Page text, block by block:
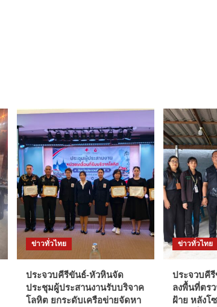
ข่าวทั่วไทย
ประจวบคีรีขันธ์-หัวหินจัด
ประชุมผู้ประสานงานรับบริจาค
โลหิต ยกระดับเครือข่ายจัดหา
ข่าวทั่วไทย
ประจวบคี
ลงพื้นที่ตร
ฝ้าย หลังโ